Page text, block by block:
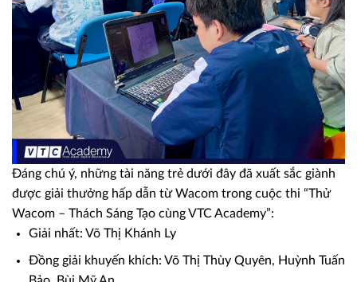
Đáng chú ý, những tài năng trẻ dưới đây đã xuất sắc giành
được giải thưởng hấp dẫn từ Wacom trong cuộc thi “Thử
Wacom – Thách Sáng Tạo cùng VTC Academy”:
Giải nhất: Võ Thị Khánh Ly
Đồng giải khuyến khích: Võ Thị Thùy Quyên, Huỳnh Tuấn